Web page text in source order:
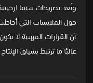
وتُعد تصريحات سيما
أن القرارات المهنية لا
غالبًا ما ترتبط بسياق